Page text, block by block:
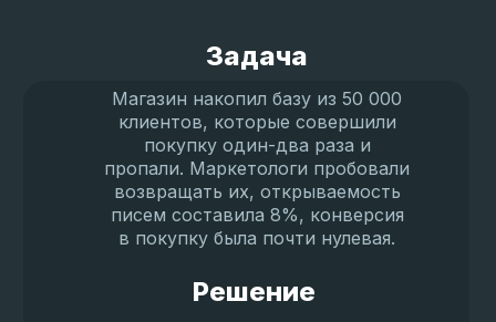
Магазин накопил базу из 50 000
клиентов, которые совершили
покупку один-два раза и
пропали. Маркетологи пробовали
возвращать их, открываемость
писем составила 8%, конверсия
в покупку была почти нулевая.
Задача
Решение